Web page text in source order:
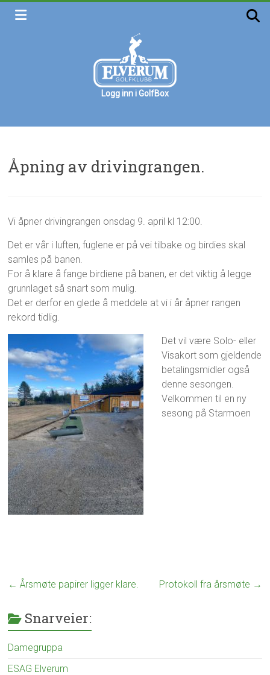
Skip
golfklubb
Logg inn i GolfBox
Åpning av drivingrangen.
e
m
a
s
t
e
r
v
s
k
j
e
r
i
k
l
u
b
e
n
?
,
U
n
c
a
t
e
g
o
3
a
p
r
l
2
0
Vi åpner drivingrangen onsdag 9. april kl 12:00.
Det er vår i luften, fuglene er på vei tilbake og birdies skal
samles på banen.
For å klare å fange birdiene på banen, er det viktig å legge
grunnlaget så snart som mulig.
Det er derfor en glede å meddele at vi i år åpner rangen
rekord tidlig.
Det vil være Solo- eller
Visakort som gjeldende
betalingsmidler også
denne sesongen.
Velkommen til en ny
sesong på Starmoen
← Årsmøte papirer ligger klare. Protokoll fra årsmøte →
Snarveier:
Damegruppa
ESAG Elverum